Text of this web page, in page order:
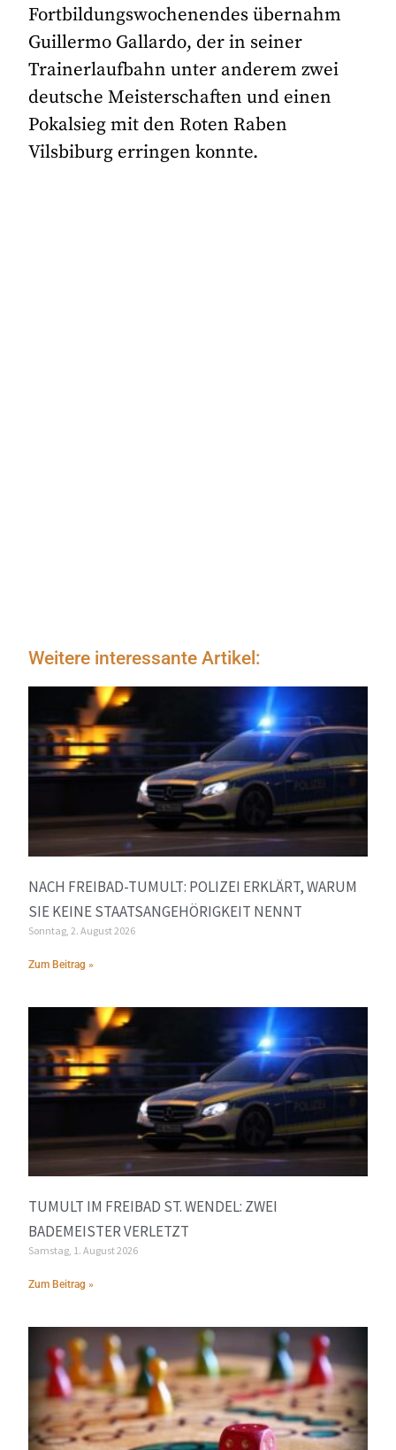
Fortbildungswochenendes übernahm
Guillermo Gallardo, der in seiner
Trainerlaufbahn unter anderem zwei
deutsche Meisterschaften und einen
Pokalsieg mit den Roten Raben
Vilsbiburg erringen konnte.
Weitere interessante Artikel:
NACH FREIBAD-TUMULT: POLIZEI ERKLÄRT, WARUM
SIE KEINE STAATSANGEHÖRIGKEIT NENNT
Sonntag, 2. August 2026
Zum Beitrag »
TUMULT IM FREIBAD ST. WENDEL: ZWEI
BADEMEISTER VERLETZT
Samstag, 1. August 2026
Zum Beitrag »